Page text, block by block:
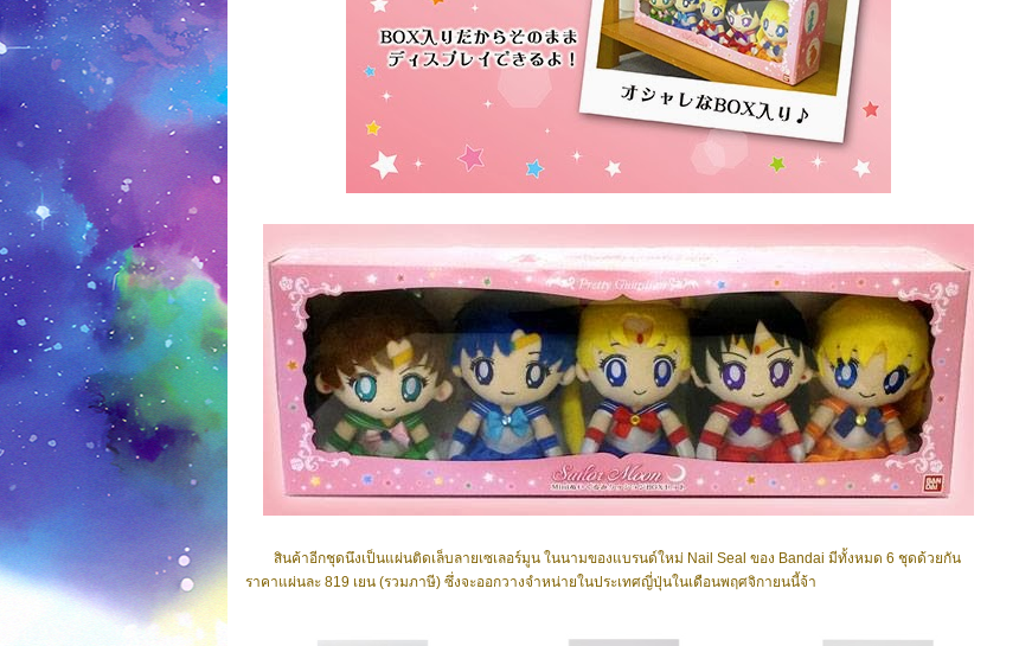
สินค้าอีกชุดนึงเป็นแผ่นติดเล็บลายเซเลอร์มูน ในนามของแบรนด์ใหม่ Nail Seal ของ Bandai มีทั้งหมด 6 ชุดด้วยกัน
ราคาแผ่นละ 819 เยน (รวมภาษี) ซึ่งจะออกวางจำหน่ายในประเทศญี่ปุ่นในเดือนพฤศจิกายนนี้จ้า